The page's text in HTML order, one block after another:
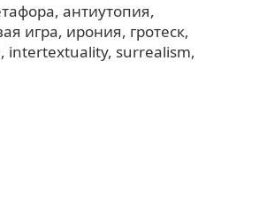
антиутопия
игра ирония гротеск
intertextuality surrealism